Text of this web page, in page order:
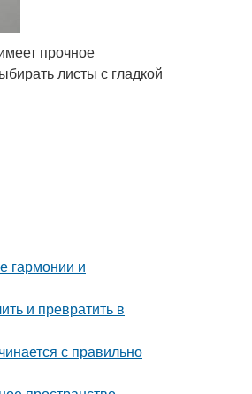
прочное
листы с гладкой
гармонии и
и превратить в
с правильно